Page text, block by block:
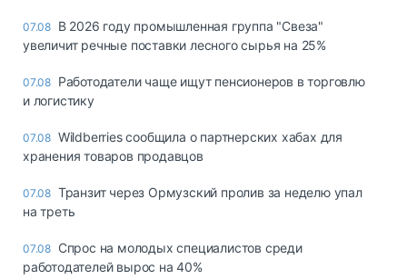
07.08 В 2026 году промышленная группа "Свеза"
увеличит речные поставки лесного сырья на 25%
07.08 Работодатели чаще ищут пенсионеров в торговлю
и логистику
07.08 Wildberries сообщила о партнерских хабах для
хранения товаров продавцов
07.08 Транзит через Ормузский пролив за неделю упал
на треть
07.08 Спрос на молодых специалистов среди
работодателей вырос на 40%